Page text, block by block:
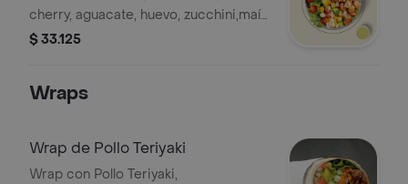
cherry, aguacate, huevo, zucchini,maíz,
base de lechuga y salsa MUY. La
$ 33.125
Wraps
Wrap de Pollo Teriyaki
Wrap con Pollo Teriyaki,